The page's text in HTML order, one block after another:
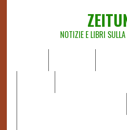
NOTIZIE E LIBRI